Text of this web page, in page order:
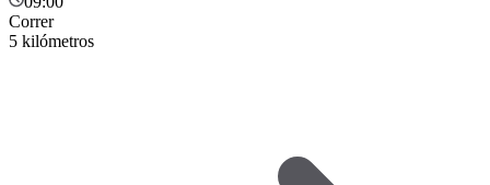
Correr
5 kilómetros